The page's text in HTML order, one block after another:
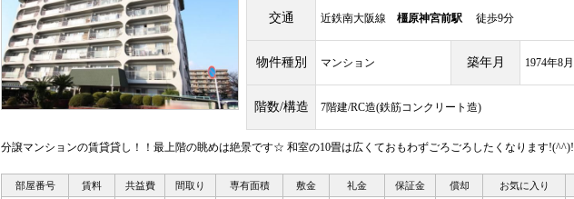
交通 近鉄南大阪線 橿原神宮前駅 徒歩9分
物件種別 マンション 築年月 1974年8月
階数/構造 7階建/RC造(鉄筋コンクリート造)
分譲マンションの賃貸貸し！！最上階の眺めは絶景です☆ 和室の10畳は広くておもわずごろごろしたくなります!(^^)!
部屋番号 賃料 共益費 間取り 専有面積 敷金 礼金 保証金 償却 お気に入り